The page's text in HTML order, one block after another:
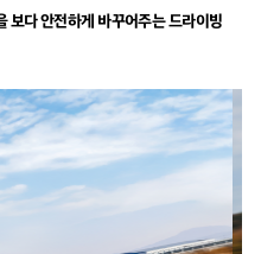
보다 안전하게 바꾸어주는 드라이빙